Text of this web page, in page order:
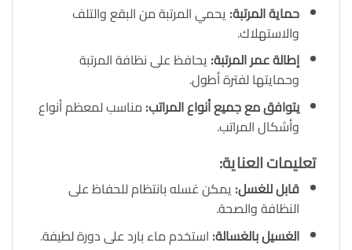
حماية المرتبة: يحمي المرتبة من البقع والتلف
والاستهلاك.
إطالة عمر المرتبة: يحافظ على نظافة المرتبة
وحمايتها لفترة أطول.
يتوافق مع جميع أنواع المراتب: مناسب لمعظم أنواع
وأشكال المراتب.
تعليمات العناية:
قابل للغسل: يمكن غسله بانتظام للحفاظ على
النظافة والصحة.
الغسيل بالغسالة: استخدم ماء بارد على دورة لطيفة.